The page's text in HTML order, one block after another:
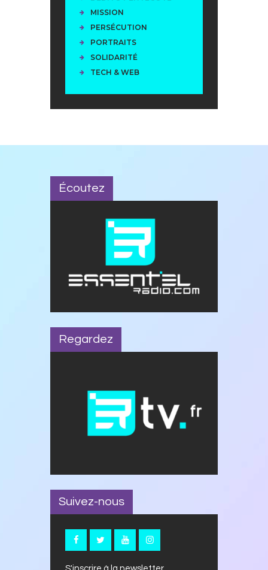
MISSION
PERSÉCUTION
PORTRAITS
SOLIDARITÉ
TECH & WEB
Écoutez
Regardez
Suivez-nous